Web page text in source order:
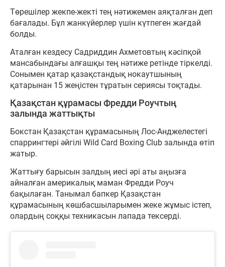
Төрешілер жекпе-жекті тең нәтижемен аяқталған деп
бағалады. Бұл жанкүйерлер үшін күтпеген жағдай
болды.
Аталған кездесу Садриддин Ахметовтың кәсіпқой
мансабындағы алғашқы тең нәтиже ретінде тіркелді.
Сонымен қатар қазақстандық нокаутшының
қатарынан 15 жеңістен тұратын сериясы тоқтады.
Қазақстан құрамасы Фредди Роучтың
залында жаттықты
Бокстан Қазақстан құрамасының Лос-Анджелестегі
спаррингтері әйгілі Wild Card Boxing Club залында өтіп
жатыр.
Жаттығу барысын залдың иесі әрі аты аңызға
айналған америкалық маман Фредди Роуч
бақылаған. Танымал бапкер Қазақстан
құрамасының көшбасшыларымен жеке жұмыс істеп,
олардың соққы техникасын лапада тексерді.